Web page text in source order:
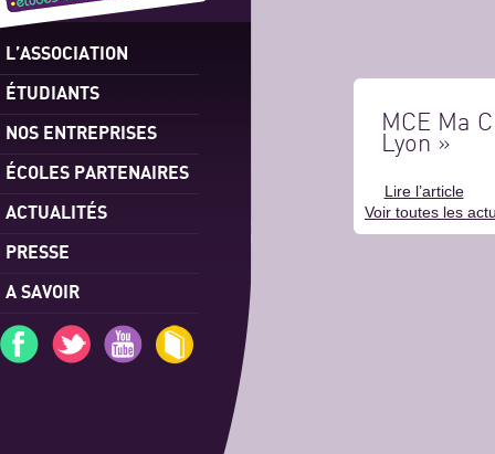
L’ASSOCIATION
ÉTUDIANTS
NOS ENTREPRISES
ÉCOLES PARTENAIRES
ACTUALITÉS
PRESSE
A SAVOIR
MCE Ma
Lyon »
Lire l’article
Voir toutes les